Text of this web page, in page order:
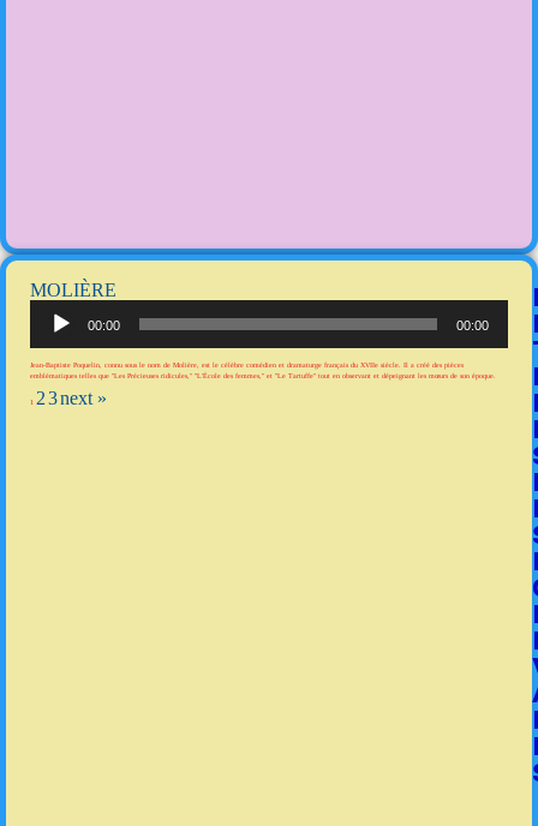
MOLIÈRE
00:00 00:00
Jean-Baptiste Poquelin, connu sous le nom de Molière, est le célèbre comédien et dramaturge français du XVIIe siècle. Il a créé des pièces
emblématiques telles que "Les Précieuses ridicules," "L'École des femmes," et "Le Tartuffe" tout en observant et dépeignant les mœurs de son époque.
1 23next »